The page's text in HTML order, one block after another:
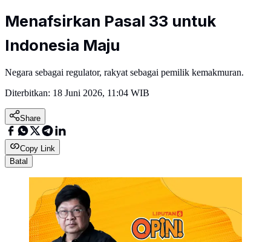
Menafsirkan Pasal 33 untuk
Indonesia Maju
Negara sebagai regulator, rakyat sebagai pemilik kemakmuran.
Diterbitkan: 18 Juni 2026, 11:04 WIB
Share
Copy Link
Batal